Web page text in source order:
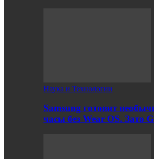
Наука и Технологии
Samsung готовит
часы без Wear OS. Зато